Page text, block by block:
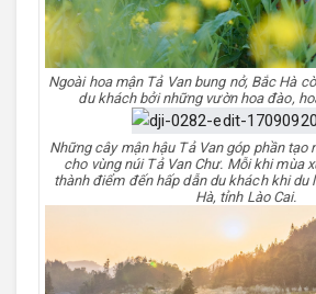
Ngoài hoa mận Tả Van bung nở, Bắc Hà
du khách bởi những vườn hoa đào,
Những cây mận hậu Tả Van góp phần tạo
cho vùng núi Tả Van Chư. Mỗi khi mùa
thành điểm đến hấp dẫn du khách khi du
Hà, tỉnh Lào Cai.